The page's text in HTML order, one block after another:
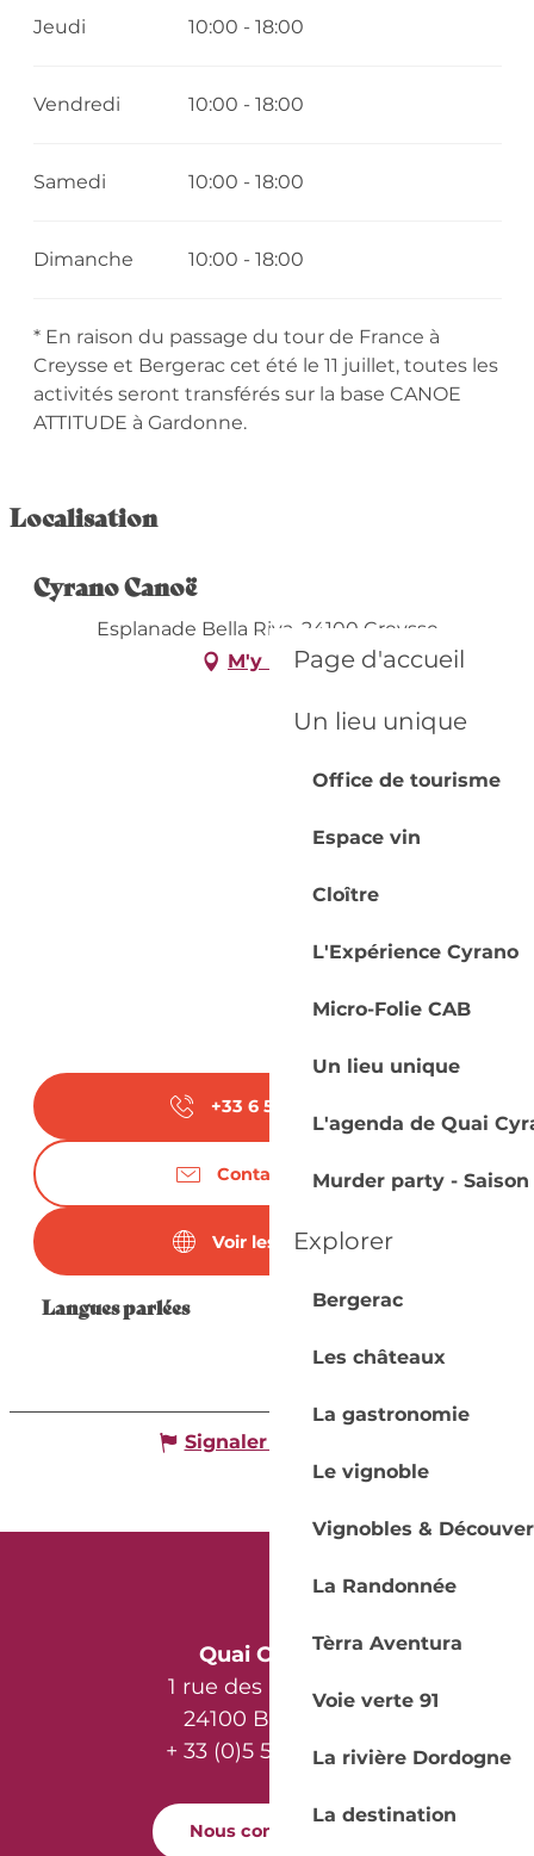
Page d'accueil
Un lieu unique
Office de tourisme
Espace vin
Cloître
L'Expérience Cyrano
Micro-Folie CAB
Un lieu unique
L'agenda de Quai
Murder party - Saison
Explorer
Bergerac
Les châteaux
La gastronomie
Le vignoble
Vignobles &
La Randonnée
Tèrra Aventura
Voie verte 91
La rivière Dordogne
La destination
Jeudi 10:00 - 18:00
Vendredi 10:00 - 18:00
Samedi 10:00 - 18:00
Dimanche 10:00 - 18:00
* En raison du passage du tour de France à
Creysse et Bergerac cet été le 11 juillet, toutes les
activités seront transférés sur la base CANOE
ATTITUDE à Gardonne.
Localisation
Cyrano Canoë
Esplanade Bella Riva, 24100 Creysse
M'y rendre
+33 6 52 71 63
Contactez-nous
Voir les sites web
Langues parlées
Langues parlées
Signaler une erreur
Quai Cyrano
1 rue des Récollets
24100 Bergerac
+ 33 (0)5 53 57 03 11
Nous contacter